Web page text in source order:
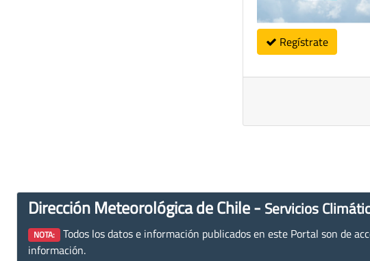
Regístrate
Dirección Meteorológica de Chile - Servicios
NOTA: Todos los datos e información publicados en este Portal son de
información.